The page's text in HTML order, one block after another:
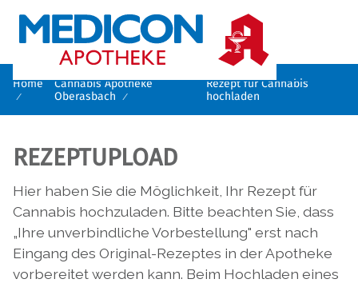

Home
Cannabis Apotheke
Oberasbach
Rezept für Cannabis
hochladen
REZEPTUPLOAD
Hier haben Sie die Möglichkeit, Ihr Rezept für
Cannabis hochzuladen. Bitte beachten Sie, dass
„Ihre unverbindliche Vorbestellung" erst nach
Eingang des Original-Rezeptes in der Apotheke
vorbereitet werden kann. Beim Hochladen eines